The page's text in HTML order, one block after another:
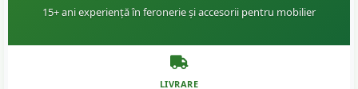
15+ ani experiență în feronerie și accesorii pentru mobilier
LIVRARE